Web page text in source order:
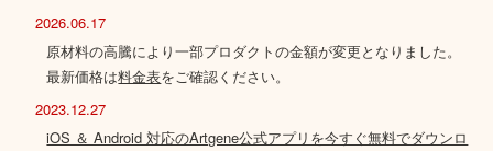
2026.06.17
原材料の高騰により一部プロダクトの金額が変更となりました。
最新価格は料金表をご確認ください。
2023.12.27
iOS ＆ Android 対応のArtgene公式アプリを今すぐ無料でダウンロ